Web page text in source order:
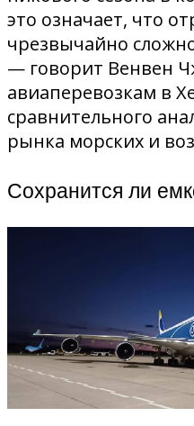
это означает, что
чрезвычайно
— говорит Венвен
авиаперевозкам в
сравнительного
рынка морских и
Сохранится ли